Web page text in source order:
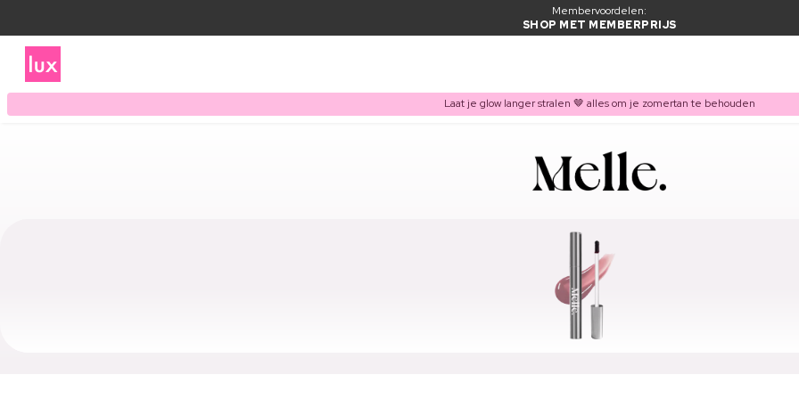
Membervoordelen:
SHOP MET MEMBERPRIJS
Laat je glow langer stralen 🤎 alles om je zomertan te behouden